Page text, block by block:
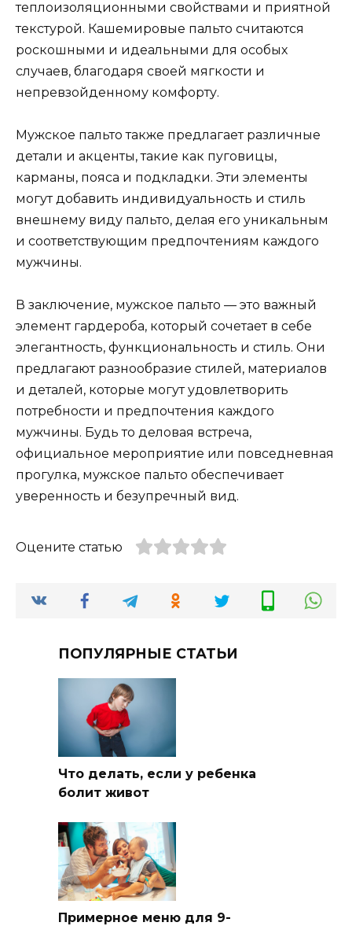
теплоизоляционными свойствами и приятной
текстурой. Кашемировые пальто считаются
роскошными и идеальными для особых
случаев, благодаря своей мягкости и
непревзойденному комфорту.
Мужское пальто также предлагает различные
детали и акценты, такие как пуговицы,
карманы, пояса и подкладки. Эти элементы
могут добавить индивидуальность и стиль
внешнему виду пальто, делая его уникальным
и соответствующим предпочтениям каждого
мужчины.
В заключение, мужское пальто — это важный
элемент гардероба, который сочетает в себе
элегантность, функциональность и стиль. Они
предлагают разнообразие стилей, материалов
и деталей, которые могут удовлетворить
потребности и предпочтения каждого
мужчины. Будь то деловая встреча,
официальное мероприятие или повседневная
прогулка, мужское пальто обеспечивает
уверенность и безупречный вид.
Оцените статью
ПОПУЛЯРНЫЕ СТАТЬИ
Что делать, если у ребенка
болит живот
Примерное меню для 9-